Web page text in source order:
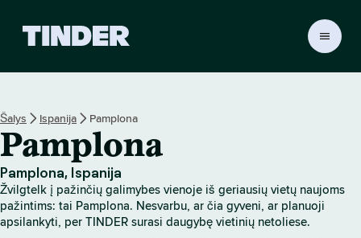
R
p
a
r
n
Šalys Ispanija Pamplona
Pamplona
Pamplona, Ispanija
Žvilgtelk į pažinčių galimybes vienoje iš geriausių vietų naujoms
pažintims: tai Pamplona. Nesvarbu, ar čia gyveni, ar planuoji
apsilankyti, per TINDER surasi daugybę vietinių netoliese.